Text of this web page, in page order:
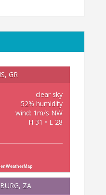
GR
clear sky
52% humidity
wind: 1m/s NW
H 31 • L 28
ZA